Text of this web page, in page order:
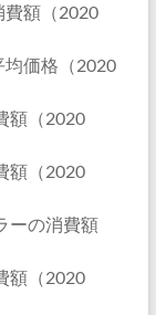
費額（2020
均価格（2020
額（2020
額（2020
ーの消費額
額（2020